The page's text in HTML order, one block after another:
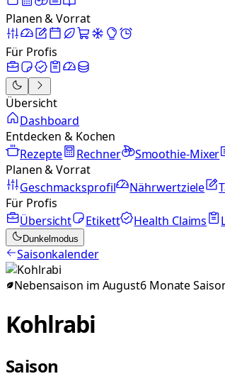
Planen & Vorrat
Für Profis
Übersicht
Dashboard
Entdecken & Kochen
Rezepte
Rechner Smoothie-Mixer
Planen & Vorrat
Geschmacksprofil
Nährwertziele
Für Profis
Übersicht
Etikett Health Claims
Dunkelmodus
Saisonkalender
Nebensaison im August6 Monate
Kohlrabi
Saison